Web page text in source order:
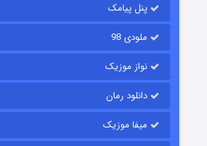
پنل پیامک
ملودی 98
نواز موزیک
دانلود رمان
میفا موزیک